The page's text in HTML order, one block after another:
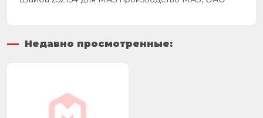
Недавно просмотренные: